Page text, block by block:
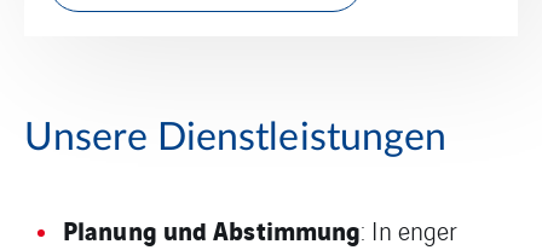
Unsere Dienstleistungen
Planung und Abstimmung: In enger